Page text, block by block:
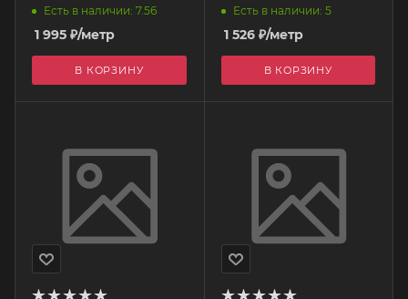
Есть в наличии: 7.56
1 995 ₽/метр
В КОРЗИНУ
trea LAVITA
Есть в наличии: 5
1 526₽/метр
В КОРЗИНУ